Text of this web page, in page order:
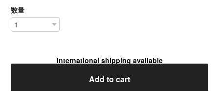
数量
International shipping available
Add to cart